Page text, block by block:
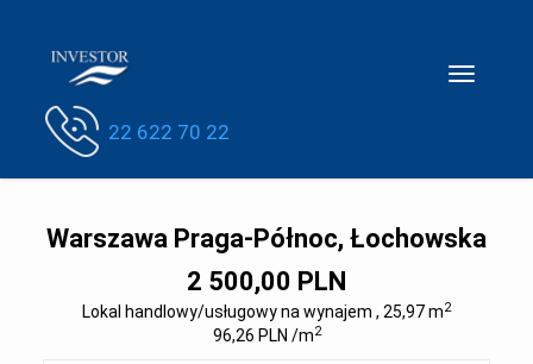
Toggle
22 622 70 22
Warszawa Praga-Północ, Łochowska
2 500,00 PLN
Lokal handlowy/usługowy na wynajem , 25,97 m2
96,26 PLN /m2